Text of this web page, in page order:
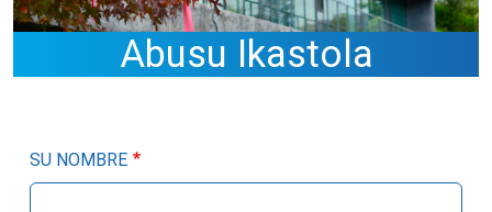
Abusu Ikastola
SU NOMBRE